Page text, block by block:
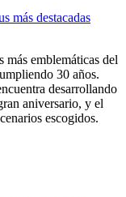
más emblemáticas del
30 años.
desarrollando
aniversario, y el
escogidos.